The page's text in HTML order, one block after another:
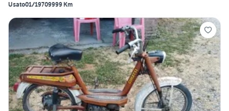
Usato01/19709999 Km